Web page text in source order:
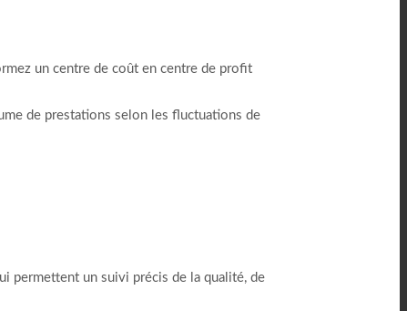
un centre de coût en centre de profit
de prestations selon les fluctuations de
permettent un suivi précis de la qualité, de